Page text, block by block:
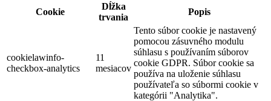
Cookie
Dĺžka
trvania
Popis
cookielawinfo-
checkbox-analytics
11
mesiacov
Tento súbor cookie je nastavený
pomocou zásuvného modulu
súhlasu s používaním súborov
cookie GDPR. Súbor cookie sa
používa na uloženie súhlasu
používateľa so súbormi cookie v
kategórii "Analytika".